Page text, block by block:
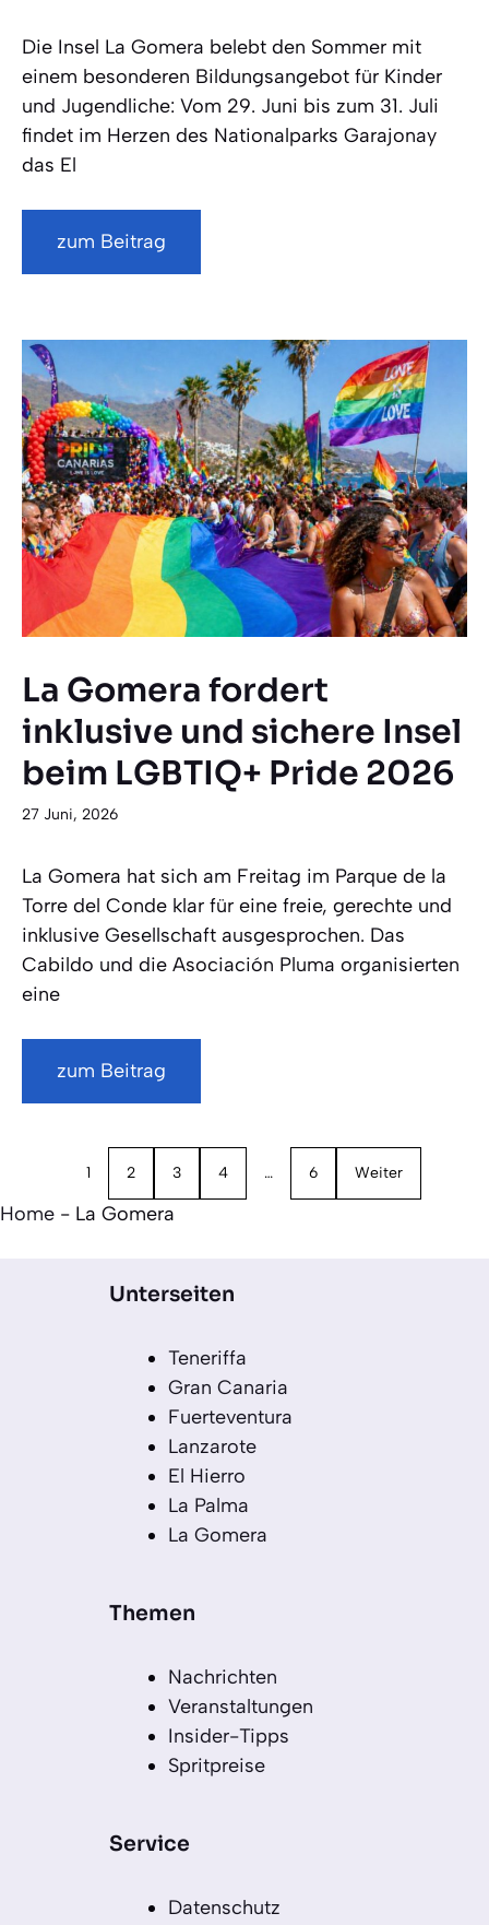
Die Insel La Gomera belebt den Sommer mit
einem besonderen Bildungsangebot für Kinder
und Jugendliche: Vom 29. Juni bis zum 31. Juli
findet im Herzen des Nationalparks Garajonay
das El
zum Beitrag
La Gomera fordert
inklusive und sichere Insel
beim LGBTIQ+ Pride 2026
27 Juni, 2026
La Gomera hat sich am Freitag im Parque de la
Torre del Conde klar für eine freie, gerechte und
inklusive Gesellschaft ausgesprochen. Das
Cabildo und die Asociación Pluma organisierten
eine
zum Beitrag
1 2 3 4 … 6 Weiter
Home - La Gomera
Unterseiten
Teneriffa
Gran Canaria
Fuerteventura
Lanzarote
El Hierro
La Palma
La Gomera
Themen
Nachrichten
Veranstaltungen
Insider-Tipps
Spritpreise
Service
Datenschutz